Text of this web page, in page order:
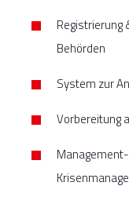
Registrierung
Behörden
System zur
Vorbereitung